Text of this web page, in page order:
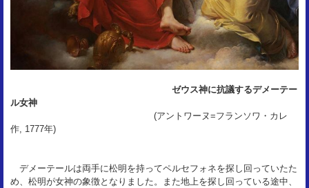
ゼウス神に抗議するデメーテー
ル女神
(アントワーヌ=フランソワ・カレ
作, 1777年)
デメーテールは両手に松明を持ってペルセフォネを探し回っていたた
め、松明が女神の象徴となりました。また地上を探し回っている途中、